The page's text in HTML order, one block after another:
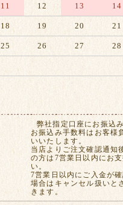
11 12 13 14
18 19 20 21
25 26 27 28
弊社指定口座にお振込
お振込み手数料はお客様
いいたします。
当店よりご注文確認通知
の方は7営業日以内にお
い。
7営業日以内にご入金が
場合はキャンセル扱いと
きます。